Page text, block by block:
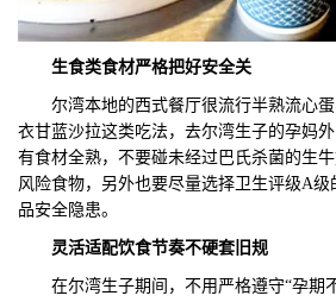
生食类食材严格把好安全关
尔湾本地的西式餐厅很流行半熟流心蛋
衣甘蓝沙拉这类吃法，去尔湾生子的孕妈
有食材全熟，不要碰未经过巴氏杀菌的生
风险食物，另外也要尽量选择卫生评级A
品安全隐患。
灵活适配饮食节奏不硬套旧规
在尔湾生子期间，不用严格遵守“孕期